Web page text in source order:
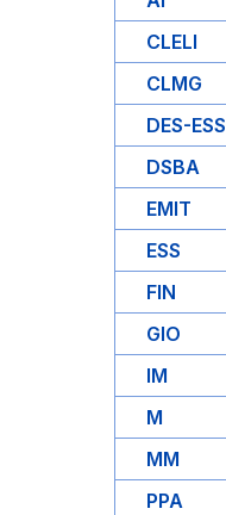
CLELI
CLMG
DES-ESS
DSBA
EMIT
ESS
FIN
GIO
IM
M
MM
PPA